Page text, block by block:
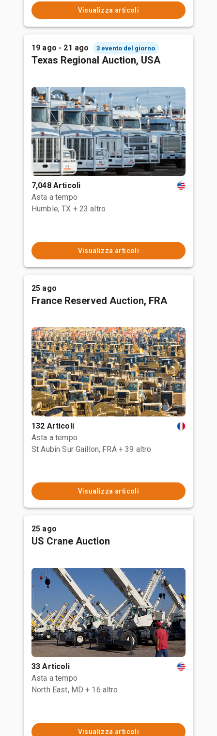
Visualizza articoli
19 ago - 21 ago 3 evento del giorno
Texas Regional Auction, USA
7,048 Articoli
Asta a tempo
Humble, TX + 23 altro
Visualizza articoli
25 ago
France Reserved Auction, FRA
132 Articoli
Asta a tempo
St Aubin Sur Gaillon, FRA + 39 altro
Visualizza articoli
25 ago
US Crane Auction
33 Articoli
Asta a tempo
North East, MD + 16 altro
Visualizza articoli